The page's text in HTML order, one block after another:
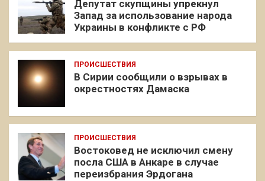
Депутат скупщины упрекнул
Запад за использование народа
Украины в конфликте с РФ
ПРОИСШЕСТВИЯ
В Сирии сообщили о взрывах в
окрестностях Дамаска
ПРОИСШЕСТВИЯ
Востоковед не исключил смену
посла США в Анкаре в случае
переизбрания Эрдогана